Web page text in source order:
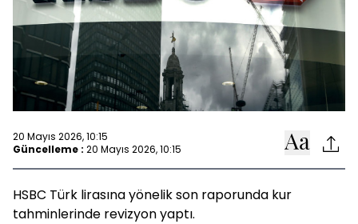
20 Mayıs 2026, 10:15
Güncelleme : 20 Mayıs 2026, 10:15
HSBC Türk lirasına yönelik son raporunda kur
tahminlerinde revizyon yaptı.